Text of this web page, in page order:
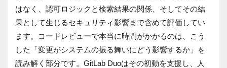
はなく、認可ロジックと検索結果の関係、そしてその結
果として生じるセキュリティ影響まで含めて評価してい
ます。コードレビューで本当に時間がかかるのは、こう
した「変更がシステムの振る舞いにどう影響するか」を
読み解く部分です。GitLab Duoはその初動を支援し、人